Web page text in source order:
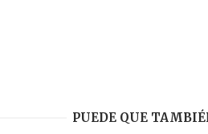
PUEDE QUE